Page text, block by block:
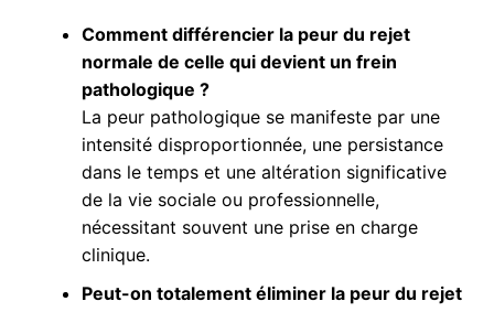
Comment différencier la peur du rejet
normale de celle qui devient un frein
pathologique ?
La peur pathologique se manifeste par une
intensité disproportionnée, une persistance
dans le temps et une altération significative
de la vie sociale ou professionnelle,
nécessitant souvent une prise en charge
clinique.
Peut-on totalement éliminer la peur du rejet